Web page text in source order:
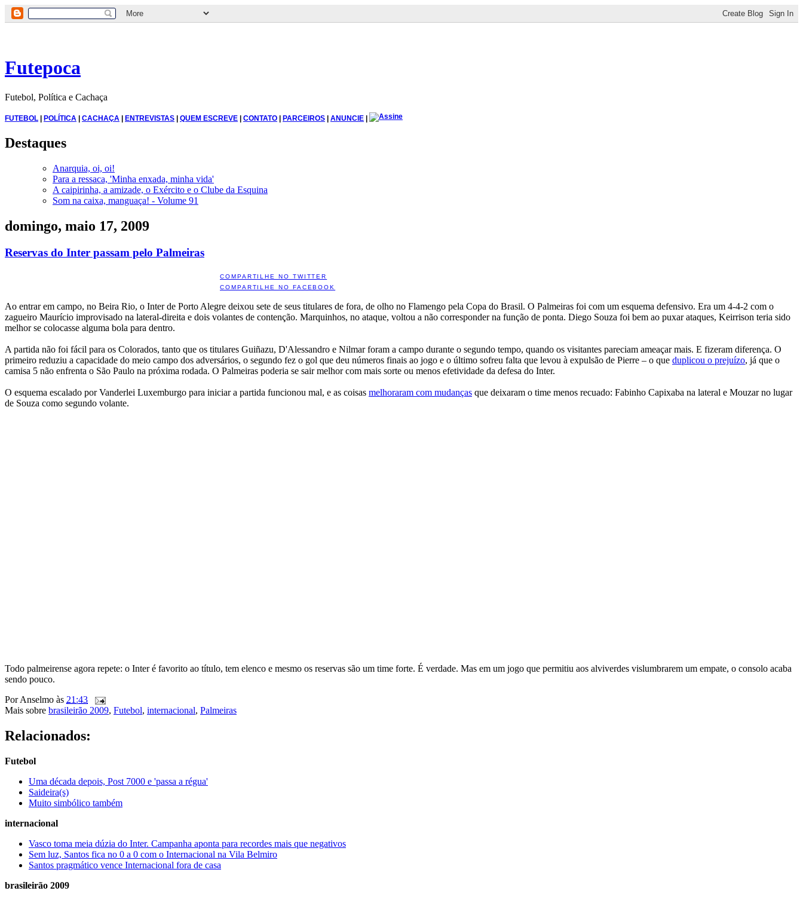
Futepoca
Futebol, Política e Cachaça
FUTEBOL | POLÍTICA | CACHAÇA | ENTREVISTAS | QUEM ESCREVE | CONTATO | PARCEIROS | ANUNCIE |
Destaques
Anarquia, oi, oi!
Para a ressaca, 'Minha enxada, minha vida'
A caipirinha, a amizade, o Exército e o Clube da Esquina
Som na caixa, manguaça! - Volume 91
domingo, maio 17, 2009
Reservas do Inter passam pelo Palmeiras
COMPARTILHE NO TWITTER
COMPARTILHE NO FACEBOOK
Ao entrar em campo, no Beira Rio, o Inter de Porto Alegre deixou sete de seus titulares de fora, de olho no Flamengo pela Copa do Brasil. O Palmeiras foi com um esquema defensivo. Era um 4-4-2 com o
zagueiro Maurício improvisado na lateral-direita e dois volantes de contenção. Marquinhos, no ataque, voltou a não corresponder na função de ponta. Diego Souza foi bem ao puxar ataques, Keirrison teria sido
melhor se colocasse alguma bola para dentro.
A partida não foi fácil para os Colorados, tanto que os titulares Guiñazu, D'Alessandro e Nilmar foram a campo durante o segundo tempo, quando os visitantes pareciam ameaçar mais. E fizeram diferença. O
primeiro reduziu a capacidade do meio campo dos adversários, o segundo fez o gol que deu números finais ao jogo e o último sofreu falta que levou à expulsão de Pierre – o que duplicou o prejuízo, já que o
camisa 5 não enfrenta o São Paulo na próxima rodada. O Palmeiras poderia se sair melhor com mais sorte ou menos efetividade da defesa do Inter.
O esquema escalado por Vanderlei Luxemburgo para iniciar a partida funcionou mal, e as coisas melhoraram com mudanças que deixaram o time menos recuado: Fabinho Capixaba na lateral e Mouzar no lugar
de Souza como segundo volante.
Todo palmeirense agora repete: o Inter é favorito ao título, tem elenco e mesmo os reservas são um time forte. É verdade. Mas em um jogo que permitiu aos alviverdes vislumbrarem um empate, o consolo acaba
sendo pouco.
PorAnselmo às 21:43
Mais sobre brasileirão 2009, Futebol, internacional, Palmeiras
Relacionados:
Futebol
Uma década depois, Post 7000 e 'passa a régua'
Saideira(s)
Muito simbólico também
internacional
Vasco toma meia dúzia do Inter. Campanha aponta para recordes mais que negativos
Sem luz, Santos fica no 0 a 0 com o Internacional na Vila Belmiro
Santos pragmático vence Internacional fora de casa
brasileirão 2009